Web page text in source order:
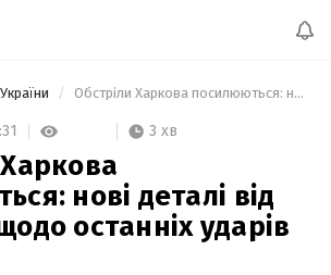
Обстріли Харкова посилюються: нові деталі від облради щодо останніх ударів ворога
3 хв
нові деталі від
останніх ударів